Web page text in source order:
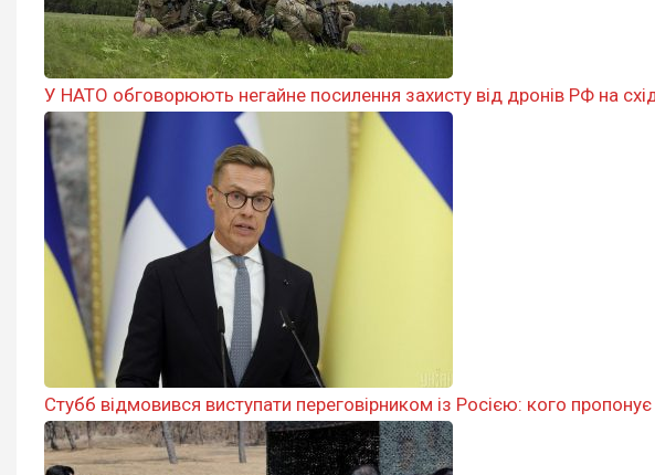
У НАТО обговорюють негайне посилення захисту від дронів РФ на
Стубб відмовився виступати переговірником із Росією: кого пропонує